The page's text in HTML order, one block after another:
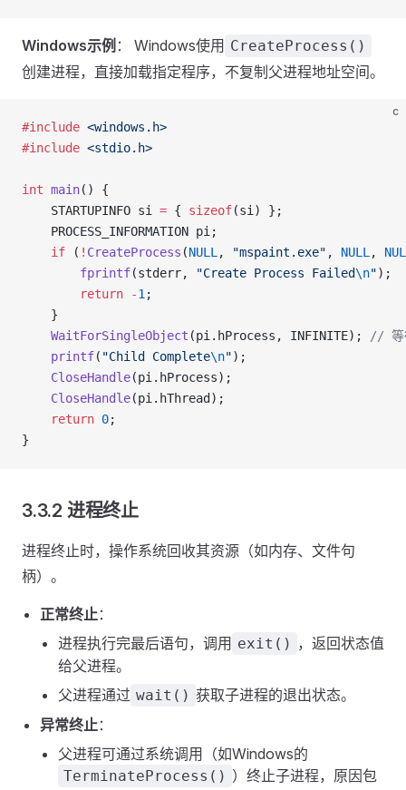
Windows示例 ： Windows使用 CreateProcess()
创建进程，直接加载指定程序，不复制父进程地址空间。
c
#include <windows.h>
#include <stdio.h>
int main() {
    STARTUPINFO si
= { sizeof(si) };
    PROCESS_INFORMATION pi;
    if
( ! CreateProcess (NULL , "mspaint.exe" , NULL ,
        fprintf
(stderr, "Create Process Failed\n");
        return
-1 ;
    }
    WaitForSingleObject
(pi.hProcess, INFINITE);
// 等
    printf
( "Child Complete\n");
    CloseHandle
(pi.hProcess);
    CloseHandle
(pi.hThread);
    return
0;
}
3.3.2 进程终止
进程终止时，操作系统回收其资源（如内存、文件句
柄）。
正常终止：
进程执行完最后语句，调用 exit() ，返回状态值
给父进程。
父进程通过 wait() 获取子进程的退出状态。
异常终止：
父进程可通过系统调用（如Windows的
TerminateProcess() ）终止子进程，原因包